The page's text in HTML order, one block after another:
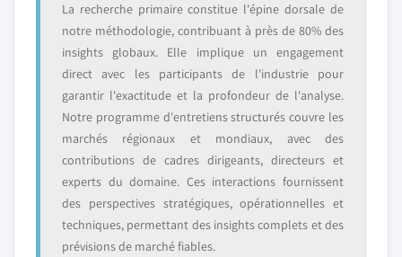
La recherche primaire constitue l'épine dorsale de
notre méthodologie, contribuant à près de 80% des
insights globaux. Elle implique un engagement
direct avec les participants de l'industrie pour
garantir l'exactitude et la profondeur de l'analyse.
Notre programme d'entretiens structurés couvre les
marchés régionaux et mondiaux, avec des
contributions de cadres dirigeants, directeurs et
experts du domaine. Ces interactions fournissent
des perspectives stratégiques, opérationnelles et
techniques, permettant des insights complets et des
prévisions de marché fiables.